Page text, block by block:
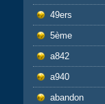
49ers
5ème
a842
a940
abandon